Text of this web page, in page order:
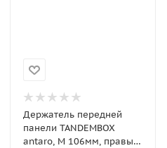
Держатель передней
панели TANDEMBOX
antaro, M 106мм, правый,